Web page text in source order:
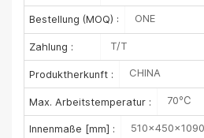
Bestellung (MOQ) : ONE
Zahlung : T/T
Produktherkunft : CHINA
Max. Arbeitstemperatur : 70℃
Innenmaße [mm] : 510×450×1090